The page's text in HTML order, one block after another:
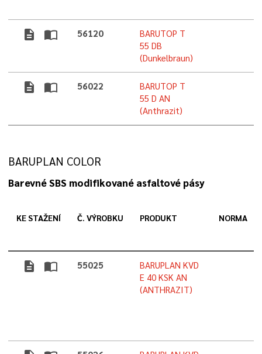
description import_contacts 56120
BARUTOP T
55 DB
(Dunkelbraun)
description import_contacts 56022
BARUTOP T
55 D AN
(Anthrazit)
BARUPLAN COLOR
Barevné SBS modifikované asfaltové pásy
KE STAŽENÍ Č. VÝROBKU PRODUKT NORMA
description import_contacts 55025
BARUPLAN KVD
E 40 KSK AN
(ANTHRAZIT)